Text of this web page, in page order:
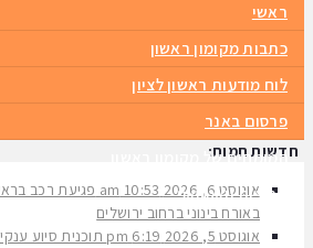
ראשי
כתבות מקומון ראשון
לוח מודעות ראשון לציון
פרסום באנר
המומחים של מקומון ראשון
קבוצות וואטסאפ
חדשות חמות:
אוגוסט 6, 2026
10:53 am
באורח בינוני ברחוב ירושלים
אוגוסט 5, 2026
6:19 pm
תוכנית סיוע